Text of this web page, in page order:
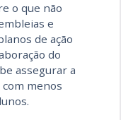
o que não
e
de ação
do
assegurar a
menos